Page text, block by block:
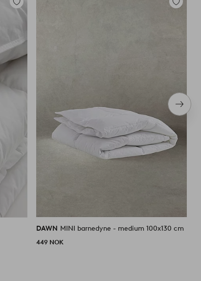
Legg
Legg
DAWN MINI barnedyne - medium 100x130 cm
449 NOK
Neste